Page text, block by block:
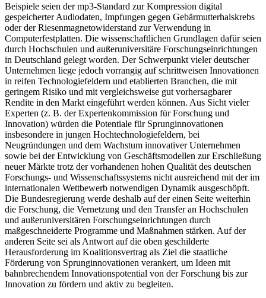
Beispiele seien der mp3-Standard zur Kompression digital
gespeicherter Audiodaten, Impfungen gegen Gebärmutterhalskrebs
oder der Riesenmagnetowiderstand zur Verwendung in
Computerfestplatten. Die wissenschaftlichen Grundlagen dafür seien
durch Hochschulen und außeruniversitäre Forschungseinrichtungen
in Deutschland gelegt worden. Der Schwerpunkt vieler deutscher
Unternehmen liege jedoch vorrangig auf schrittweisen Innovationen
in reifen Technologiefeldern und etablierten Branchen, die mit
geringem Risiko und mit vergleichsweise gut vorhersagbarer
Rendite in den Markt eingeführt werden können. Aus Sicht vieler
Experten (z. B. der Expertenkommission für Forschung und
Innovation) würden die Potentiale für Sprunginnovationen
insbesondere in jungen Hochtechnologiefeldern, bei
Neugründungen und dem Wachstum innovativer Unternehmen
sowie bei der Entwicklung von Geschäftsmodellen zur Erschließung
neuer Märkte trotz der vorhandenen hohen Qualität des deutschen
Forschungs- und Wissenschaftssystems nicht ausreichend mit der im
internationalen Wettbewerb notwendigen Dynamik ausgeschöpft.
Die Bundesregierung werde deshalb auf der einen Seite weiterhin
die Forschung, die Vernetzung und den Transfer an Hochschulen
und außeruniversitären Forschungseinrichtungen durch
maßgeschneiderte Programme und Maßnahmen stärken. Auf der
anderen Seite sei als Antwort auf die oben geschilderte
Herausforderung im Koalitionsvertrag als Ziel die staatliche
Förderung von Sprunginnovationen verankert, um Ideen mit
bahnbrechendem Innovationspotential von der Forschung bis zur
Innovation zu fördern und aktiv zu begleiten.